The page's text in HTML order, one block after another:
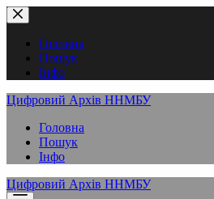
Перейти
до
вмістуГоловна
Пошук
Інфо
Цифровий Архів ННМБУ
Головна
Пошук
Інфо
Цифровий Архів ННМБУ